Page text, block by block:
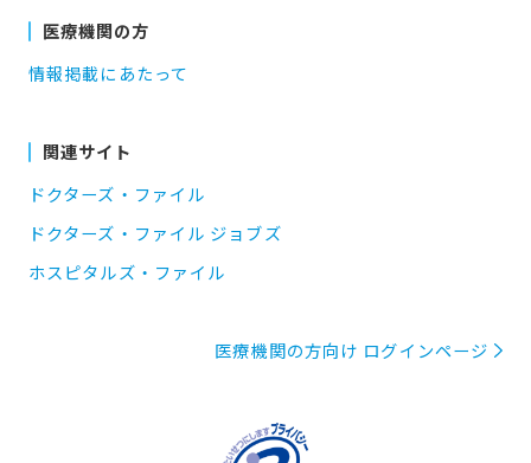
医療機関の方
情報掲載にあたって
関連サイト
ドクターズ・ファイル
ドクターズ・ファイル ジョブズ
ホスピタルズ・ファイル
医療機関の方向け ログインページ